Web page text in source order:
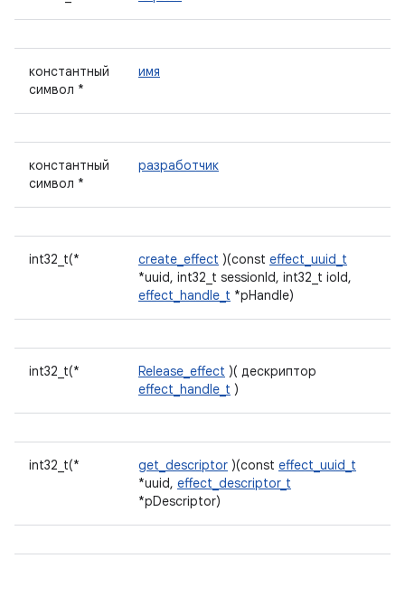
константный
символ *
имя
константный
символ *
разработчик
int32_t(* create_effect )(const effect_uuid_t
*uuid, int32_t sessionId, int32_t ioId,
effect_handle_t *pHandle)
int32_t(* Release_effect )( дескриптор
effect_handle_t )
int32_t(* get_descriptor )(const effect_uuid_t
*uuid, effect_descriptor_t
*pDescriptor)